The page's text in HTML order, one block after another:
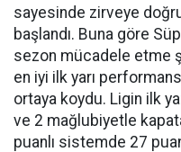
sayesinde zirveye
başlandı. Buna göre
sezon mücadele etme
en iyi ilk yarı
ortaya koydu. Ligin ilk
ve 2 mağlubiyetle
puanlı sistemde 27